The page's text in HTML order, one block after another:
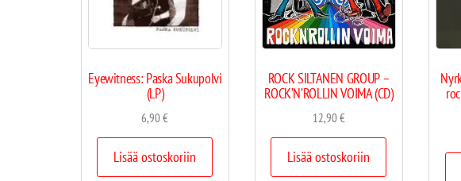
Eyewitness: Paska Sukupolvi
(LP)
6,90€
Lisää ostoskoriin
ROCK SILTANEN GROUP –
ROCK’N’ROLLIN VOIMA (CD)
12,90€
Lisää ostoskoriin